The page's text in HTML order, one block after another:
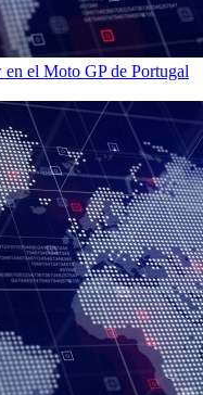
el Moto GP de Portugal